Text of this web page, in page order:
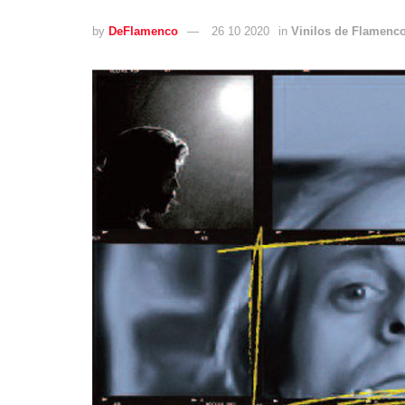
by DeFlamenco 26 10 2020 in Vinilos de